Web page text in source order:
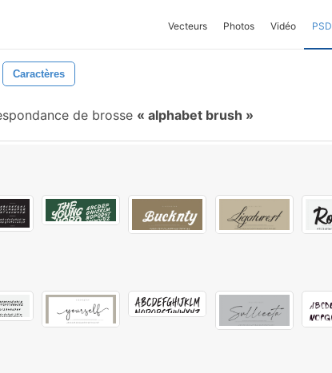
Vecteurs Photos Vidéo PSD
Caractères
de brosse alphabet brush